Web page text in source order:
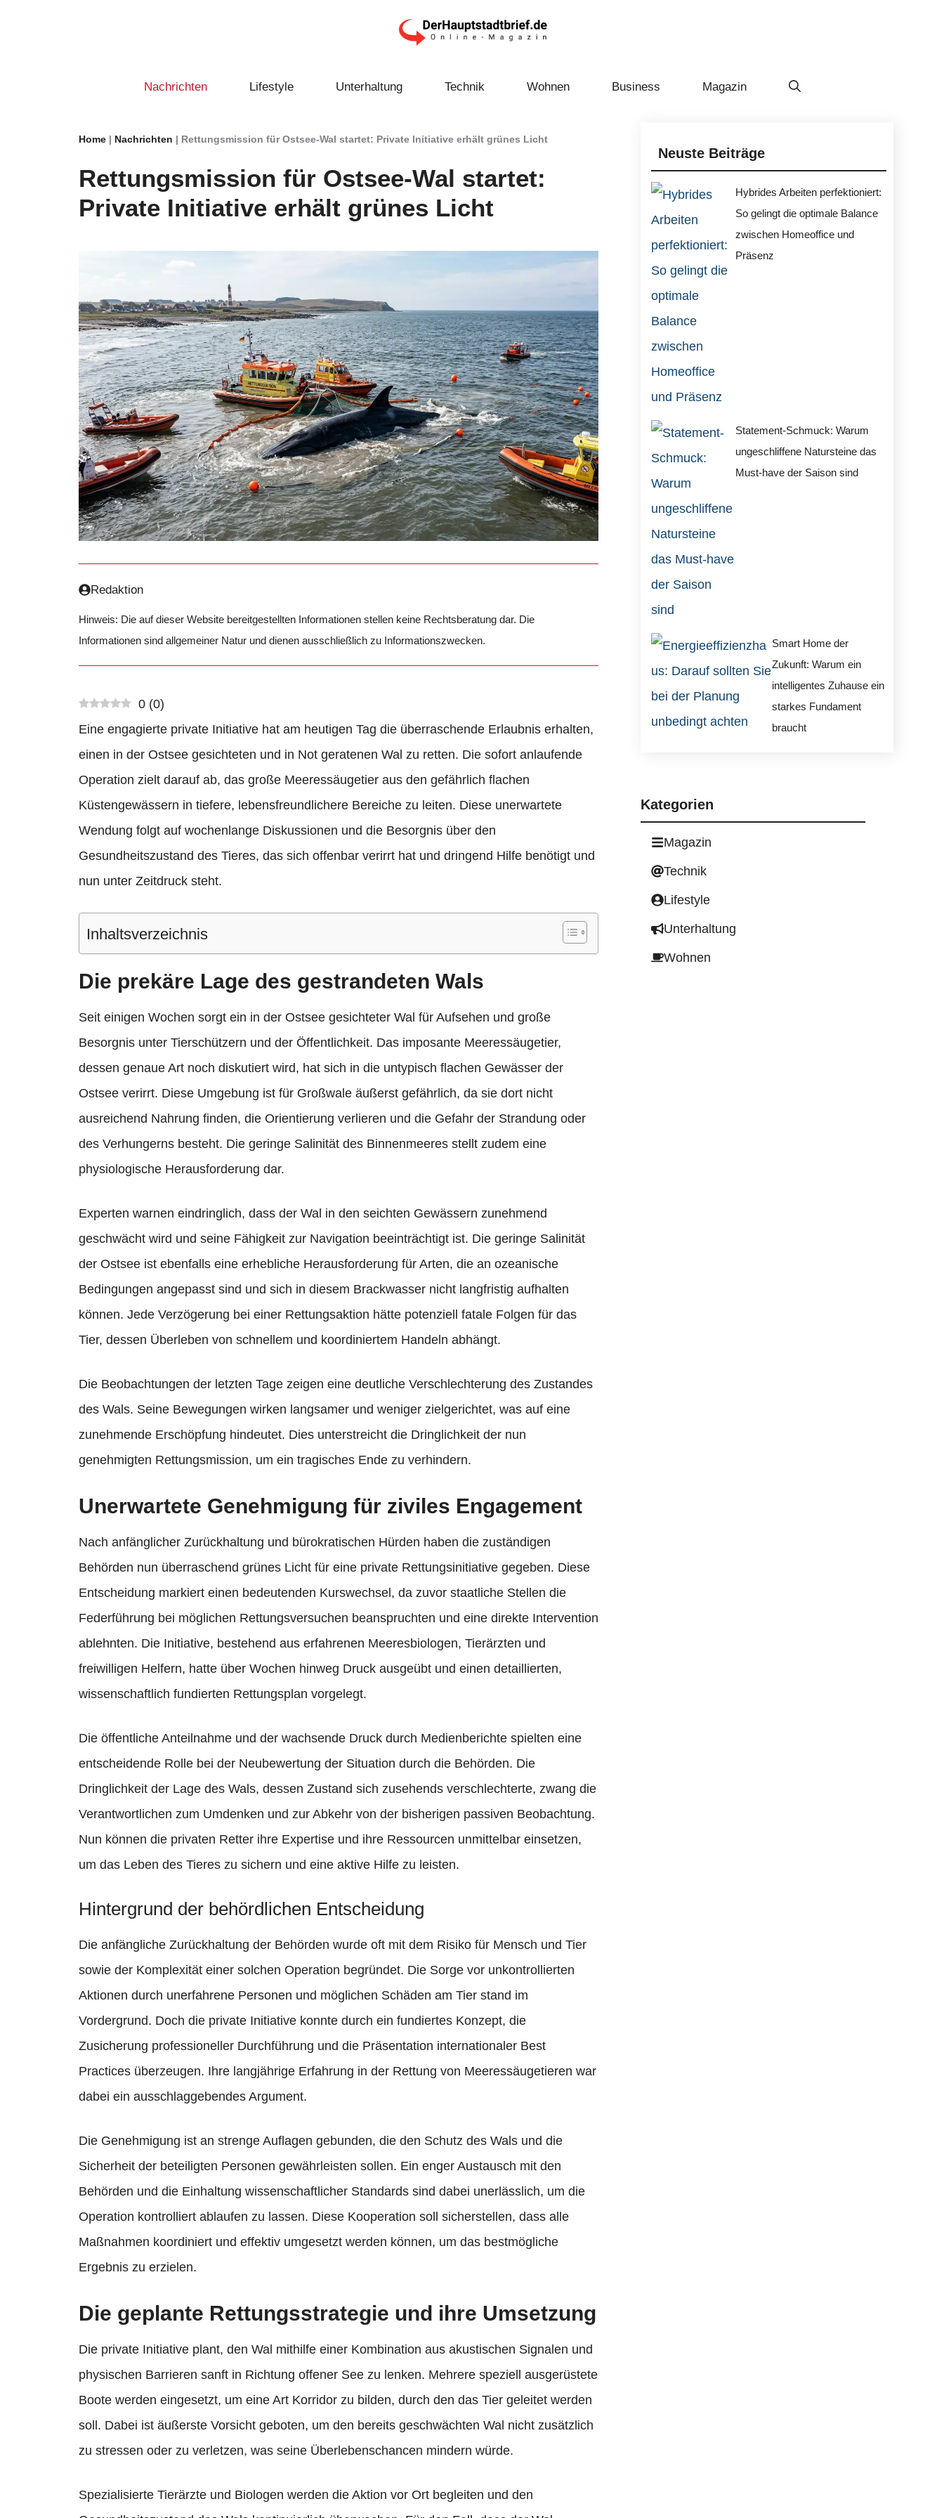
Nachrichten Lifestyle Unterhaltung Technik Wohnen Business Magazin
Home | Nachrichten | Rettungsmission für Ostsee-Wal startet: Private Initiative erhält grünes Licht
Rettungsmission für Ostsee-Wal startet:
Private Initiative erhält grünes Licht
Redaktion
Hinweis: Die auf dieser Website bereitgestellten Informationen stellen keine Rechtsberatung dar. Die
Informationen sind allgemeiner Natur und dienen ausschließlich zu Informationszwecken.
0 (0)
Eine engagierte private Initiative hat am heutigen Tag die überraschende Erlaubnis erhalten,
einen in der Ostsee gesichteten und in Not geratenen Wal zu retten. Die sofort anlaufende
Operation zielt darauf ab, das große Meeressäugetier aus den gefährlich flachen
Küstengewässern in tiefere, lebensfreundlichere Bereiche zu leiten. Diese unerwartete
Wendung folgt auf wochenlange Diskussionen und die Besorgnis über den
Gesundheitszustand des Tieres, das sich offenbar verirrt hat und dringend Hilfe benötigt und
nun unter Zeitdruck steht.
Inhaltsverzeichnis
Die prekäre Lage des gestrandeten Wals
Seit einigen Wochen sorgt ein in der Ostsee gesichteter Wal für Aufsehen und große
Besorgnis unter Tierschützern und der Öffentlichkeit. Das imposante Meeressäugetier,
dessen genaue Art noch diskutiert wird, hat sich in die untypisch flachen Gewässer der
Ostsee verirrt. Diese Umgebung ist für Großwale äußerst gefährlich, da sie dort nicht
ausreichend Nahrung finden, die Orientierung verlieren und die Gefahr der Strandung oder
des Verhungerns besteht. Die geringe Salinität des Binnenmeeres stellt zudem eine
physiologische Herausforderung dar.
Experten warnen eindringlich, dass der Wal in den seichten Gewässern zunehmend
geschwächt wird und seine Fähigkeit zur Navigation beeinträchtigt ist. Die geringe Salinität
der Ostsee ist ebenfalls eine erhebliche Herausforderung für Arten, die an ozeanische
Bedingungen angepasst sind und sich in diesem Brackwasser nicht langfristig aufhalten
können. Jede Verzögerung bei einer Rettungsaktion hätte potenziell fatale Folgen für das
Tier, dessen Überleben von schnellem und koordiniertem Handeln abhängt.
Die Beobachtungen der letzten Tage zeigen eine deutliche Verschlechterung des Zustandes
des Wals. Seine Bewegungen wirken langsamer und weniger zielgerichtet, was auf eine
zunehmende Erschöpfung hindeutet. Dies unterstreicht die Dringlichkeit der nun
genehmigten Rettungsmission, um ein tragisches Ende zu verhindern.
Unerwartete Genehmigung für ziviles Engagement
Nach anfänglicher Zurückhaltung und bürokratischen Hürden haben die zuständigen
Behörden nun überraschend grünes Licht für eine private Rettungsinitiative gegeben. Diese
Entscheidung markiert einen bedeutenden Kurswechsel, da zuvor staatliche Stellen die
Federführung bei möglichen Rettungsversuchen beanspruchten und eine direkte Intervention
ablehnten. Die Initiative, bestehend aus erfahrenen Meeresbiologen, Tierärzten und
freiwilligen Helfern, hatte über Wochen hinweg Druck ausgeübt und einen detaillierten,
wissenschaftlich fundierten Rettungsplan vorgelegt.
Die öffentliche Anteilnahme und der wachsende Druck durch Medienberichte spielten eine
entscheidende Rolle bei der Neubewertung der Situation durch die Behörden. Die
Dringlichkeit der Lage des Wals, dessen Zustand sich zusehends verschlechterte, zwang die
Verantwortlichen zum Umdenken und zur Abkehr von der bisherigen passiven Beobachtung.
Nun können die privaten Retter ihre Expertise und ihre Ressourcen unmittelbar einsetzen,
um das Leben des Tieres zu sichern und eine aktive Hilfe zu leisten.
Hintergrund der behördlichen Entscheidung
Die anfängliche Zurückhaltung der Behörden wurde oft mit dem Risiko für Mensch und Tier
sowie der Komplexität einer solchen Operation begründet. Die Sorge vor unkontrollierten
Aktionen durch unerfahrene Personen und möglichen Schäden am Tier stand im
Vordergrund. Doch die private Initiative konnte durch ein fundiertes Konzept, die
Zusicherung professioneller Durchführung und die Präsentation internationaler Best
Practices überzeugen. Ihre langjährige Erfahrung in der Rettung von Meeressäugetieren war
dabei ein ausschlaggebendes Argument.
Die Genehmigung ist an strenge Auflagen gebunden, die den Schutz des Wals und die
Sicherheit der beteiligten Personen gewährleisten sollen. Ein enger Austausch mit den
Behörden und die Einhaltung wissenschaftlicher Standards sind dabei unerlässlich, um die
Operation kontrolliert ablaufen zu lassen. Diese Kooperation soll sicherstellen, dass alle
Maßnahmen koordiniert und effektiv umgesetzt werden können, um das bestmögliche
Ergebnis zu erzielen.
Die geplante Rettungsstrategie und ihre Umsetzung
Die private Initiative plant, den Wal mithilfe einer Kombination aus akustischen Signalen und
physischen Barrieren sanft in Richtung offener See zu lenken. Mehrere speziell ausgerüstete
Boote werden eingesetzt, um eine Art Korridor zu bilden, durch den das Tier geleitet werden
soll. Dabei ist äußerste Vorsicht geboten, um den bereits geschwächten Wal nicht zusätzlich
zu stressen oder zu verletzen, was seine Überlebenschancen mindern würde.
Spezialisierte Tierärzte und Biologen werden die Aktion vor Ort begleiten und den
Neuste Beiträge
Hybrides Arbeiten perfektioniert:
So gelingt die optimale Balance
zwischen Homeoffice und
Präsenz
Statement-Schmuck: Warum
ungeschliffene Natursteine das
Must-have der Saison sind
Smart Home der
Zukunft: Warum ein
intelligentes Zuhause ein
starkes Fundament
braucht
Kategorien
Magazin
Technik
Lifestyle
Unterhaltung
Wohnen